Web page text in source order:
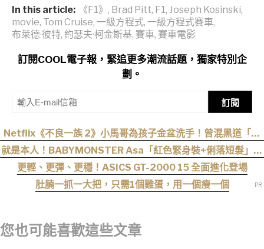
In this article: 《F1》 , Brad Pitt, F1, Joseph Kosinski,
movie, Tom Cruise, 一級方程式, 一級方程式賽車,
布萊德·彼特, 約瑟夫·柯金斯基, 賽車, 賽車電影
訂閱COOL電子報，緊追更多潮流話題，獨家特別企
劃。
訂閱
Netflix《不良一族 2》小馬哥為孩子金盆洗手！曾混黑道「割
掉小拇指」，女來賓全被帥到：超有骨氣
就是本人！BABYMONSTER Asa「紅色緊身裝+俐落短髮」與
艾達王相似度爆表，粉絲狂刷「ASA Wong」
更輕、更彈、更穩！ASICS GT-2000 15 全面進化登場
肚腩一抓一大把，只需1個雞蛋，用一個瘦一個
您也可能喜歡這些文章